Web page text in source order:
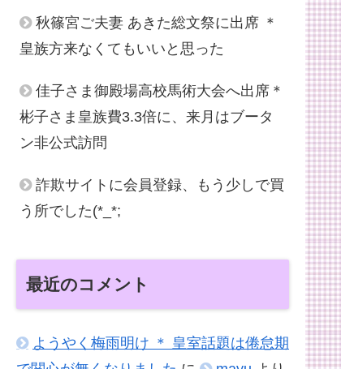
秋篠宮ご夫妻 あきた総文祭に出席 ＊
皇族方来なくてもいいと思った
佳子さま御殿場高校馬術大会へ出席＊
彬子さま皇族費3.3倍に、来月はブータ
ン非公式訪問
詐欺サイトに会員登録、もう少しで買
う所でした(*_*;
最近のコメント
ようやく梅雨明け ＊ 皇室話題は倦怠期